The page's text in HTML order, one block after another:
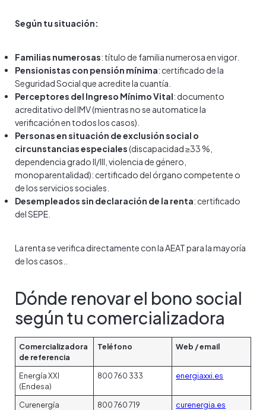
Según tu situación:
Familias numerosas: título de familia numerosa en vigor.
Pensionistas con pensión mínima: certificado de la
Seguridad Social que acredite la cuantía.
Perceptores del Ingreso Mínimo Vital: documento
acreditativo del IMV (mientras no se automatice la
verificación en todos los casos).
Personas en situación de exclusión social o
circunstancias especiales(discapacidad ≥33 %,
dependencia grado II/III, violencia de género,
monoparentalidad): certificado del órgano competente o
de los servicios sociales.
Desempleados sin declaración de la renta: certificado
del SEPE.
La renta se verifica directamente con la AEAT para la mayoría
de los casos..
Dónde renovar el bono social
según tu comercializadora
Comercializadora
de referencia
Teléfono Web / email
Energía XXI
(Endesa)
800 760 333 energiaxxi.es
Curenergía
800 760 719 curenergia.es